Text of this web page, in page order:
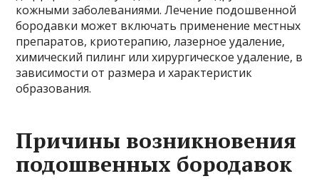
кожными заболеваниями. Лечение подошвенной
бородавки может включать применение местных
препаратов, криотерапию, лазерное удаление,
химический пилинг или хирургическое удаление, в
зависимости от размера и характеристик
образования.
Причины возникновения
подошвенных бородавок